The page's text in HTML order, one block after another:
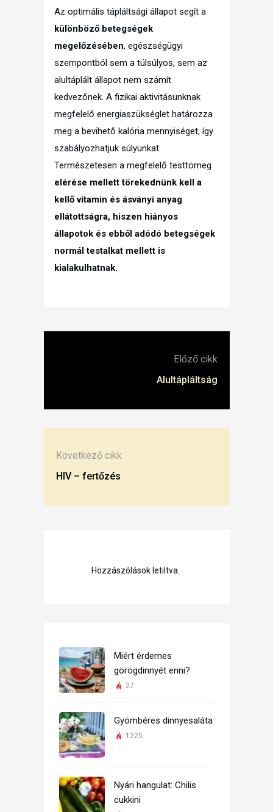
Az optimális tápláltsági állapot segít a
különböző betegségek
megelőzésében, egészségügyi
szempontból sem a túlsúlyos, sem az
alultáplált állapot nem számít
kedvezőnek. A fizikai aktivitásunknak
megfelelő energiaszükséglet határozza
meg a bevihető kalória mennyiséget, így
szabályozhatjuk súlyunkat.
Természetesen a megfelelő testtömeg
elérése mellett törekednünk kell a
kellő vitamin és ásványi anyag
ellátottságra, hiszen hiányos
állapotok és ebből adódó betegségek
normál testalkat mellett is
kialakulhatnak.
Előző cikk
Alultápláltság
Következő cikk
HIV – fertőzés
Hozzászólások letiltva.
Miért érdemes
görögdinnyét enni?
27
Gyömbéres dinnyesaláta
1225
Nyári hangulat: Chilis
cukkini